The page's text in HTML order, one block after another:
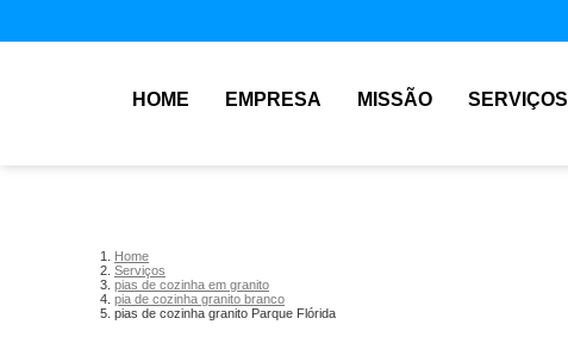
HOME EMPRESA MISSÃO SERVIÇOS
Home
Serviços
pias de cozinha em granito
pia de cozinha granito branco
pias de cozinha granito Parque Flórida